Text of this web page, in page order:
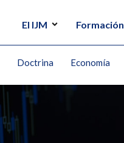
El IJM Formación
Doctrina Economía